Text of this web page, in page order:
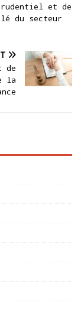
et de
du secteur
de
la